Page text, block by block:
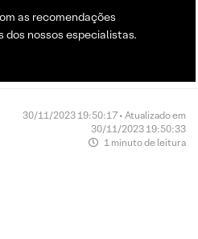
as recomendações
dos nossos especialistas.
30/11/2023 19:50:17 • Atualizado em
30/11/2023 19:50:33
1 minuto de leitura